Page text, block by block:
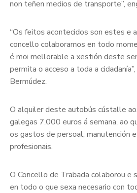
non teñen medios de transporte”,
“Os feitos acontecidos son estes e
concello colaboramos en todo
é moi mellorable a xestión deste
permita o acceso a toda a
Bermúdez.
O alquiler deste autobús cústalle
galegas 7.000 euros á semana, ao
os gastos de persoal, manutención
profesionais.
O Concello de Trabada colaborou e
en todo o que sexa necesario con